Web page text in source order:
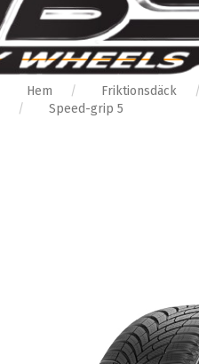
Hem Friktionsdäck
Speed-grip 5